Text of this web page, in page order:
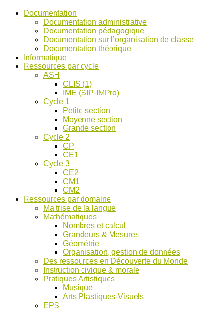
Bancs
d’Ecole
pour
discussions
Documentation
Documentation administrative
Documentation pédagogique
Documentation sur l’organisation de classe
Documentation théorique
Informatique
Ressources par cycle
ASH
CLIS (1)
IME (SIP-IMPro)
Cycle 1
Petite section
Moyenne section
Grande section
Cycle 2
CP
CE1
Cycle 3
CE2
CM1
CM2
Ressources par domaine
Maitrise de la langue
Mathématiques
Nombres et calcul
Grandeurs & Mesures
Géométrie
Organisation, gestion de données
Des ressources en Découverte du Monde
Instruction civique & morale
Pratiques Artistiques
Musique
Arts Plastiques-Visuels
EPS